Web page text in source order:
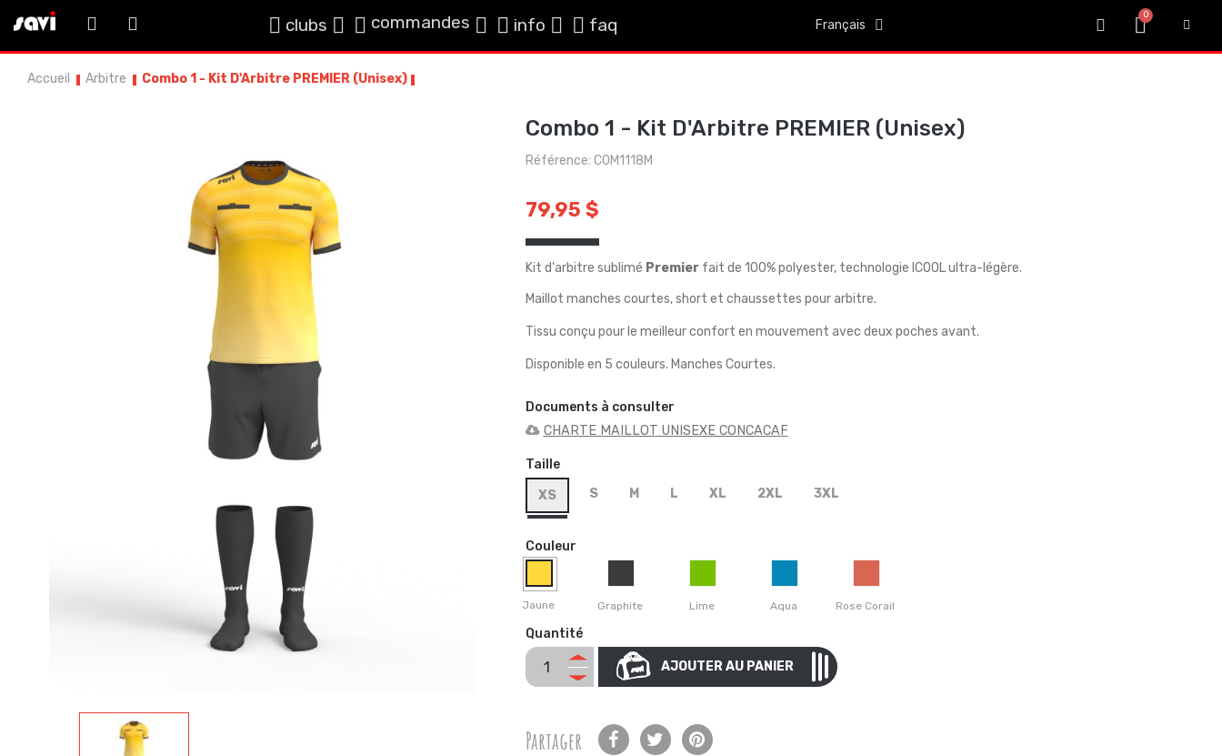
clubs commandes info faq Français
Accueil Arbitre Combo 1 - Kit D'Arbitre PREMIER (Unisex)
Combo 1 - Kit D'Arbitre PREMIER (Unisex)
Référence: COM1118M
79,95 $
Kit d'arbitre sublimé Premier fait de 100% polyester, technologie ICOOL ultra-légère.
Maillot manches courtes, short et chaussettes pour arbitre.
Tissu conçu pour le meilleur confort en mouvement avec deux poches avant.
Disponible en 5 couleurs. Manches Courtes.
Documents à consulter
CHARTE MAILLOT UNISEXE CONCACAF
Taille
XS
S M L XL 2XL 3XL
Couleur
Jaune Graphite Lime Aqua Rose Corail
Quantité
AJOUTER AU PANIER
Partager